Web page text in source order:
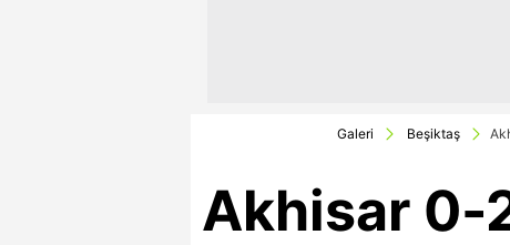
Galeri Beşiktaş
Akhisar 0-